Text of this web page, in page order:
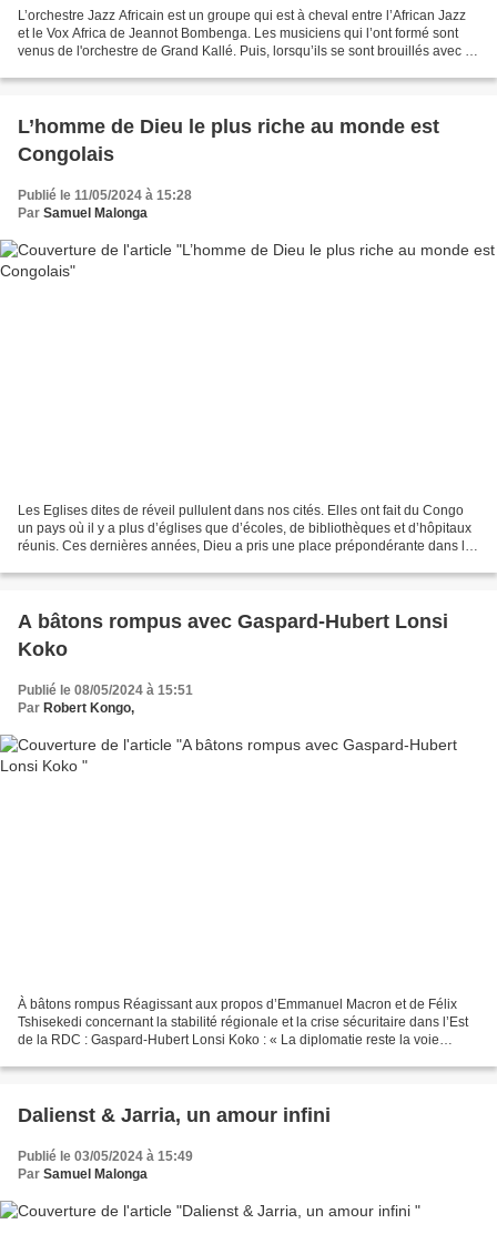
L’orchestre Jazz Africain est un groupe qui est à cheval entre l’African Jazz
et le Vox Africa de Jeannot Bombenga. Les musiciens qui l’ont formé sont
venus de l'orchestre de Grand Kallé. Puis, lorsqu’ils se sont brouillés avec le
L’homme de Dieu le plus riche au monde est
Congolais
Publié le 11/05/2024 à 15:28
Par Samuel Malonga
Les Eglises dites de réveil pullulent dans nos cités. Elles ont fait du Congo
un pays où il y a plus d’églises que d’écoles, de bibliothèques et d’hôpitaux
réunis. Ces dernières années, Dieu a pris une place prépondérante dans la
A bâtons rompus avec Gaspard-Hubert Lonsi
Koko
Publié le 08/05/2024 à 15:51
Par Robert Kongo,
À bâtons rompus Réagissant aux propos d’Emmanuel Macron et de Félix
Tshisekedi concernant la stabilité régionale et la crise sécuritaire dans l’Est
de la RDC : Gaspard-Hubert Lonsi Koko : « La diplomatie reste la voie
Dalienst & Jarria, un amour infini
Publié le 03/05/2024 à 15:49
Par Samuel Malonga